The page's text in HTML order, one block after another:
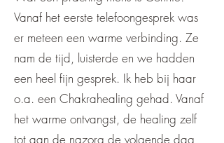
Vanaf het eerste telefoongesprek was
er meteen een warme verbinding. Ze
nam de tijd, luisterde en we hadden
een heel fijn gesprek. Ik heb bij haar
o.a. een Chakrahealing gehad. Vanaf
het warme ontvangst, de healing zelf
tot aan de nazorg de volgende dag